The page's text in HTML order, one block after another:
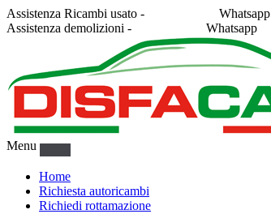
Assistenza Ricambi usato -
Whatsapp
Assistenza demolizioni -
Whatsapp
Menu
Home
Richiesta autoricambi
Richiedi rottamazione